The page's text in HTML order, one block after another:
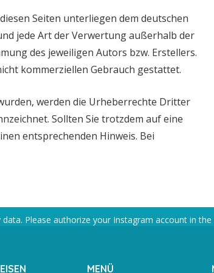
Seiten unterliegen dem deutschen
jede Art der Verwertung außerhalb der
des jeweiligen Autors bzw. Erstellers.
kommerziellen Gebrauch gestattet.
werden die Urheberrechte Dritter
Sollten Sie trotzdem auf eine
entsprechenden Hinweis. Bei
Please authorize your Instagram account in the
MENÜ